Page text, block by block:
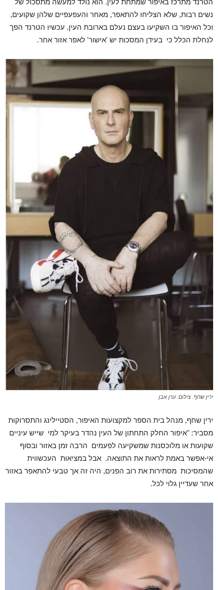
הטרנד מתרכז באיפור שמתחת לעין. הוא נולד למעשה מתסכול של
נשים רבות, שלא הצליחו להתאפר, מאחר והעפעפיים שלהן שקועים,
וכל האיפור בו השקיעו בעצם נעלם בארובת העין. עכשיו הטרנד הפך
לנחלת הכלל כי בעידן המסכות יש 'אישור' לאפר אזור אחר.
ירין שחף. צילום: ערן אבן
ירין שחף, מנהל בית הספר למקצועות האיפור, הסטיילינג והתסרוקות
מסביר: "איפור החלק התחתון של העין נהדר בעיקר למי שייש עיניים
שקועות או מלוכסנות שמשקיעה לפעמים הרבה זמן באזור ובסוף
אי-אפשר באמת לראות את התוצאה. אבל במציאות העכשווית
שהמסיכות מסתירות את רוב הפנים, היה זה אך טבעי להתאפר באזור
אחר שעדיין גלוי לכל.